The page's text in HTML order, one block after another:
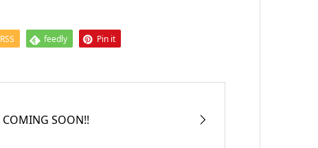
RSS feedly Pin it
COMING SOON!!